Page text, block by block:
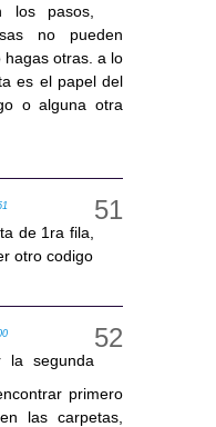
los pasos,
no pueden
hagas otras. a lo
es el papel del
o alguna otra
de 1ra fila,
otro codigo
la segunda
primero
las carpetas,